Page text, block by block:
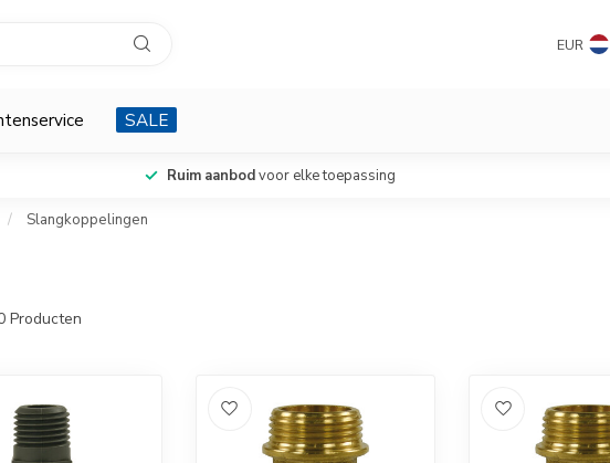
EUR
SALE
Ruim aanbodvoor elke toepassing
/ Slangkoppelingen
Producten